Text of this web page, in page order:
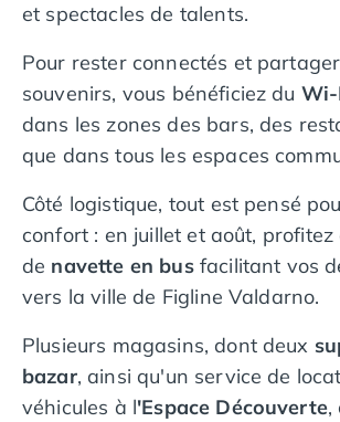
Camping avec terrain de tennis
et spectacles de talents.
Pour rester connectés et
souvenirs, vous bénéficiez du
dans les zones des bars, des
que dans tous les espaces
Côté logistique, tout est pensé
confort : en juillet et août,
de navette en busfacilitant vos
vers la ville de Figline Valdarno.
Plusieurs magasins, dont deux
bazar, ainsi qu'un service de
véhicules à l'Espace Découverte,